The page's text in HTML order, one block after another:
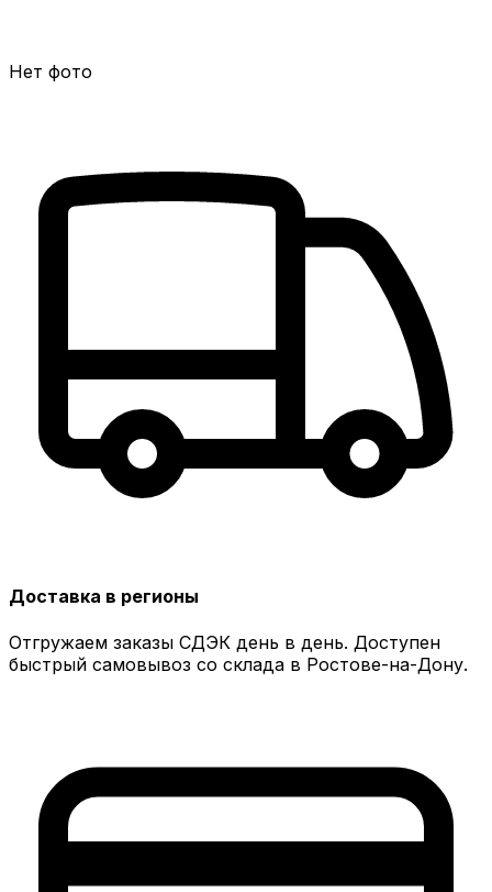
Нет фото
Доставка в регионы
Отгружаем заказы СДЭК день в день. Доступен
быстрый самовывоз со склада в Ростове-на-Дону.